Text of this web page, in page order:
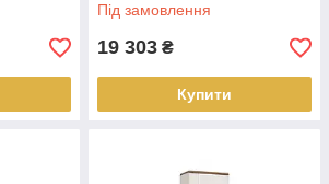
Під замовлення
19 303 ₴
Купити